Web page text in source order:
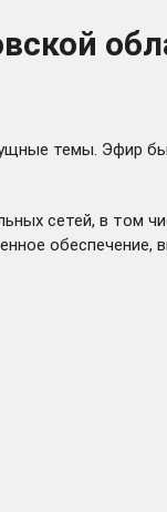
темы. Эфир
сетей, в том
обеспечение,